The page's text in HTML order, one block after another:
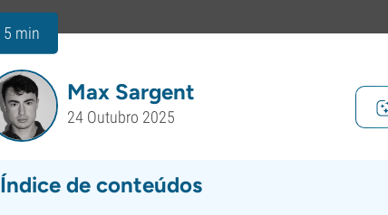
5 min
Max Sargent
24 Outubro 2025
Índice de conteúdos